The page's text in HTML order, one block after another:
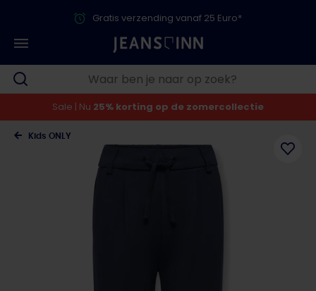
Gratis verzending vanaf 25 Euro*
Sale | Nu 25% korting op de zomercollectie
Kids ONLY